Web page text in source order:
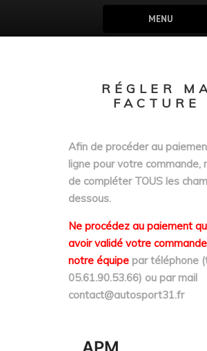
MENU
RÉGLER
FACTURE
Afin de procéder au
ligne pour votre commande,
de compléter TOUS les
dessous.
Ne procédez au paiement
avoir validé votre
notre équipe par téléphone
05.61.90.53.66) ou par mail
contact@autosport31.fr